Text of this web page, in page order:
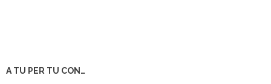
A TU PER TU CON…